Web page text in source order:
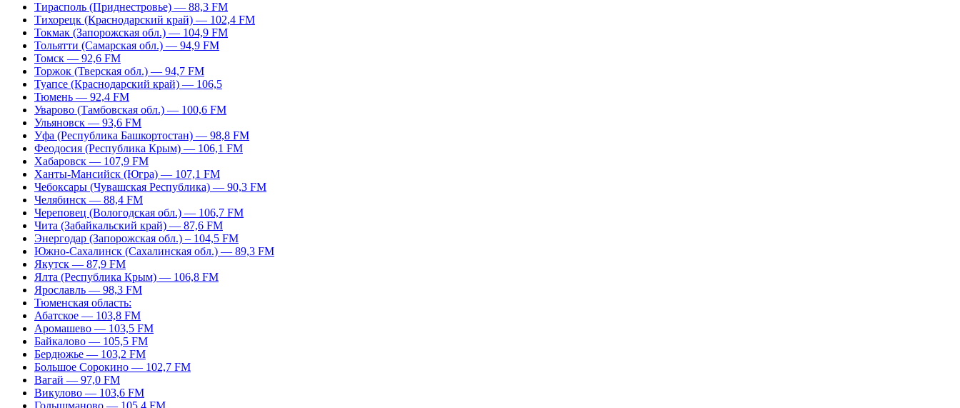
Тирасполь (Приднестровье) — 88,3 FM
Тихорецк (Краснодарский край) — 102,4 FM
Токмак (Запорожская обл.) — 104,9 FM
Тольятти (Самарская обл.) — 94,9 FM
Томск — 92,6 FM
Торжок (Тверская обл.) — 94,7 FM
Туапсе (Краснодарский край) — 106,5
Тюмень — 92,4 FM
Уварово (Тамбовская обл.) — 100,6 FM
Ульяновск — 93,6 FM
Уфа (Республика Башкортостан) — 98,8 FM
Феодосия (Республика Крым) — 106,1 FM
Хабаровск — 107,9 FM
Ханты-Мансийск (Югра) — 107,1 FM
Чебоксары (Чувашская Республика) — 90,3 FM
Челябинск — 88,4 FM
Череповец (Вологодская обл.) — 106,7 FM
Чита (Забайкальский край) — 87,6 FM
Энергодар (Запорожская обл.) – 104,5 FM
Южно-Сахалинск (Сахалинская обл.) — 89,3 FM
Якутск — 87,9 FM
Ялта (Республика Крым) — 106,8 FM
Ярославль — 98,3 FM
Тюменская область:
Абатское — 103,8 FM
Аромашево — 103,5 FM
Байкалово — 105,5 FM
Бердюжье — 103,2 FM
Большое Сорокино — 102,7 FM
Вагай — 97,0 FM
Викулово — 103,6 FM
Голышманово — 105,4 FM